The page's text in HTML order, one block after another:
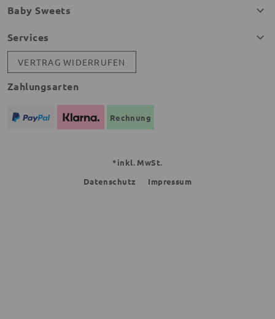
Baby Sweets
Services
VERTRAG WIDERRUFEN
Zahlungsarten
Rechnung
*inkl. MwSt.
Datenschutz
Impressum